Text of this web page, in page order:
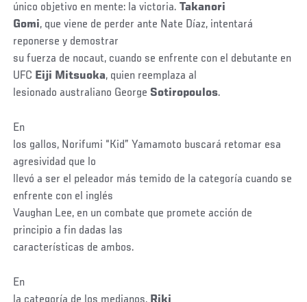
único objetivo en mente: la victoria.Takanori
Gomi, que viene de perder ante Nate Díaz, intentará
reponerse y demostrar
su fuerza de nocaut, cuando se enfrente con el debutante en
UFC Eiji Mitsuoka, quien reemplaza al
lesionado australiano George Sotiropoulos.
En
los gallos, Norifumi “Kid” Yamamoto buscará retomar esa
agresividad que lo
llevó a ser el peleador más temido de la categoría cuando se
enfrente con el inglés
Vaughan Lee, en un combate que promete acción de
principio a fin dadas las
características de ambos.
En